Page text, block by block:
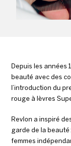
Depuis les années
beauté avec des
l’introduction du
rouge à lèvres
Revlon a inspiré
garde de la
femmes